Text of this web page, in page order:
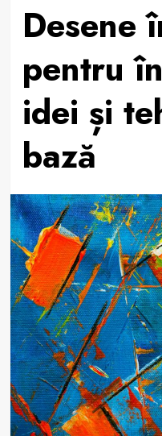
Desene
pentru
idei și
bază